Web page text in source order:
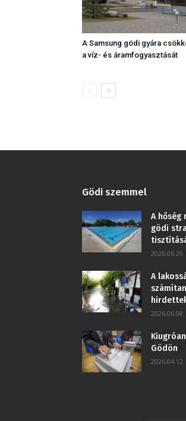
A Samsung gödi gyára
a víz- és áramfogyasztását
Gödi szemmel
A hőség
gödi
2026.06.29.
A
2026.06.08.
Gödön
2026.04.12.